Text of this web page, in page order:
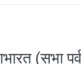
(सभा